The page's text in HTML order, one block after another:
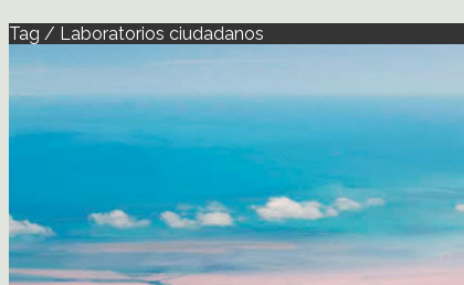
Tag / Laboratorios ciudadanos